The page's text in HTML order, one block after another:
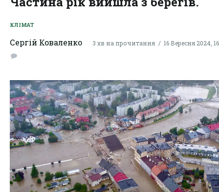
КЛІМАТ
Сергій Коваленко 3 хв на прочитання 16 Вересня 2024,